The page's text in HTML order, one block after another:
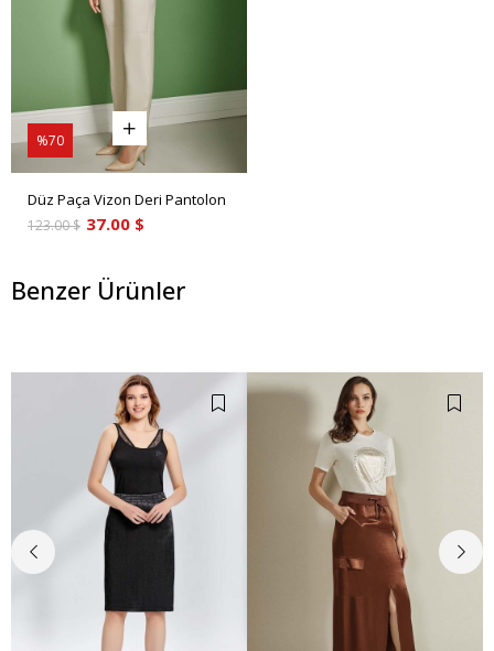
Düz Paça Vizon Deri Pantolon
37.00 $
123.00 $
%70
Benzer Ürünler